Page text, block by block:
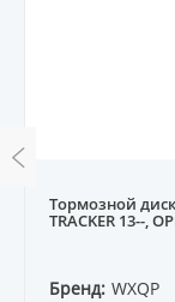
Тормозной диск
TRACKER 13--,
Бренд: WXQP